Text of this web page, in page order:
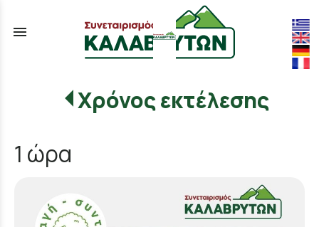
menu
Χρόνος εκτέλεσης
1 ώρα